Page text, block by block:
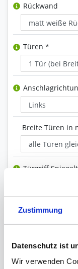
Zustimmung
Datenschutz ist
Wir verwenden
Rückwand
Türen *
Breite Türen in
Türgriff
Glasüberstand
Glasböden